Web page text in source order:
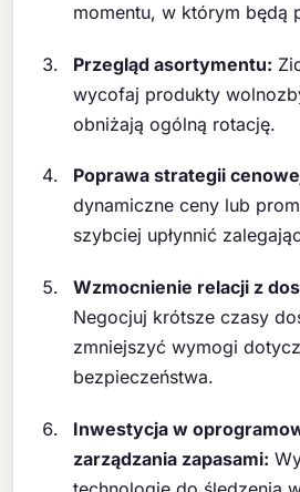
momentu, w którym będą
Przegląd asortymentu:
wycofaj produkty
obniżają ogólną rotację.
Poprawa strategii
dynamiczne ceny lub
szybciej upłynnić
Wzmocnienie relacji z
Negocjuj krótsze czasy
zmniejszyć wymogi
bezpieczeństwa.
Inwestycja w
zarządzania zapasami: